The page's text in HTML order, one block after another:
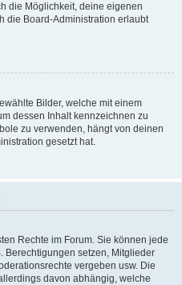
die Möglichkeit, deine eigenen
die Board-Administration erlaubt
Bilder, welche mit einem
dessen Inhalt kennzeichnen zu
zu verwenden, hängt von deinen
gesetzt hat.
Rechte im Forum. Sie können jede
Berechtigungen setzen, Mitglieder
vergeben usw. Die
davon abhängig, welche